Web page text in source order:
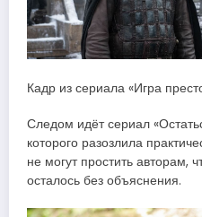
Кадр из сериала «Игра
Следом идёт сериал
которого разозлила
не могут простить авторам,
осталось без объяснения.